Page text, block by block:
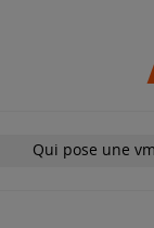
Qui pose une